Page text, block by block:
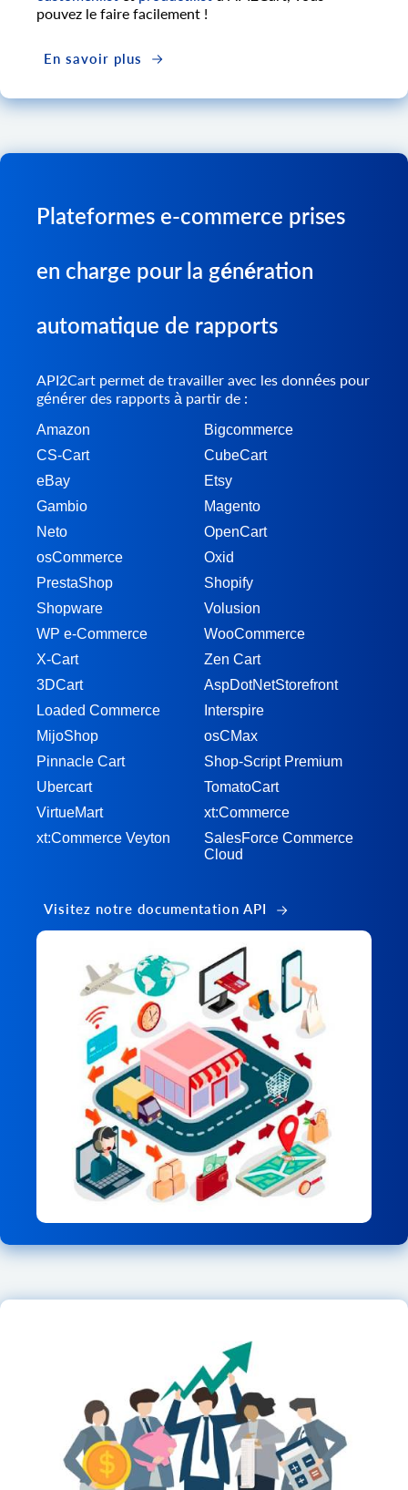
pouvez le faire facilement !
En savoir plus
Plateformes e-commerce prises
en charge pour la génération
automatique de rapports
API2Cart permet de travailler avec les données pour
générer des rapports à partir de :
Amazon
Bigcommerce
CS-Cart
CubeCart
eBay
Etsy
Gambio
Magento
Neto
OpenCart
osCommerce
Oxid
PrestaShop
Shopify
Shopware
Volusion
WP e-Commerce
WooCommerce
X-Cart
Zen Cart
3DCart
AspDotNetStorefront
Loaded Commerce
Interspire
MijoShop
osCMax
Pinnacle Cart
Shop-Script Premium
Ubercart
TomatoCart
VirtueMart
xt:Commerce
xt:Commerce Veyton
SalesForce Commerce
Cloud
Visitez notre documentation API